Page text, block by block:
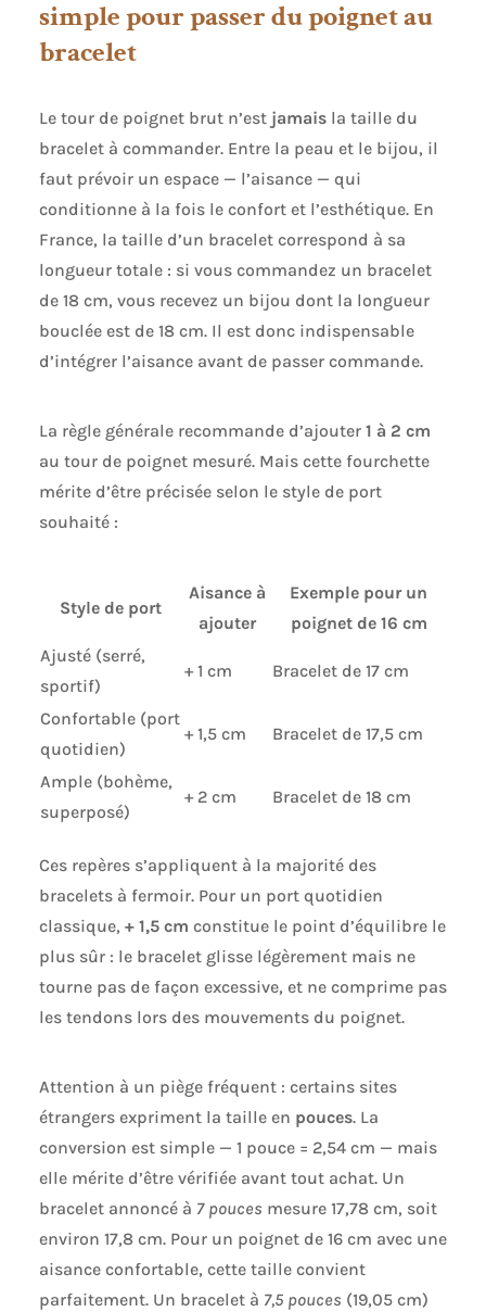
einen bequemen Griff für eine angenehme
Handhabung. ✅ [Multiples PossibilitéS
D'application]: Notre Mètre Ruban Double Face ist
vieles mehr. Es ermöglicht die Messung
verschiedener Körperbereiche beim
Oberschenkel, Arme usw. ✅ [Facile à Transporter] :
Notre mètre-ruban extensible a un diamètre de 5
maniable, ce qui vous permet de le transporter
facilement dans votre poche ou sur votre
facilement accessible et ne se perd pas
facilement.
simple pour passer du poignet au
bracelet
Le tour de poignet brut n’est jamaisla taille du
bracelet à commander. Entre la peau et le bijou, il
faut prévoir un espace — l’aisance — qui
conditionne à la fois le confort et l’esthétique. En
France, la taille d’un bracelet correspond à sa
longueur totale : si vous commandez un bracelet
de 18 cm, vous recevez un bijou dont la longueur
bouclée est de 18 cm. Il est donc indispensable
d’intégrer l’aisance avant de passer commande.
La règle générale recommande d’ajouter 1 à 2 cm
au tour de poignet mesuré. Mais cette fourchette
mérite d’être précisée selon le style de port
souhaité :
Style de port
Aisance à
ajouter
Exemple pour un
poignet de 16 cm
Ajusté (serré,
sportif)
+ 1 cm Bracelet de 17 cm
Confortable (port
quotidien)
+ 1,5 cm Bracelet de 17,5 cm
Ample (bohème,
superposé)
+ 2 cm Bracelet de 18 cm
Ces repères s’appliquent à la majorité des
bracelets à fermoir. Pour un port quotidien
classique, + 1,5 cm constitue le point d’équilibre le
plus sûr : le bracelet glisse légèrement mais ne
tourne pas de façon excessive, et ne comprime pas
les tendons lors des mouvements du poignet.
Attention à un piège fréquent : certains sites
étrangers expriment la taille en pouces. La
conversion est simple — 1 pouce = 2,54 cm — mais
elle mérite d’être vérifiée avant tout achat. Un
bracelet annoncé à 7 pouces mesure 17,78 cm, soit
environ 17,8 cm. Pour un poignet de 16 cm avec une
aisance confortable, cette taille convient
parfaitement. Un bracelet à 7,5 pouces (19,05 cm)